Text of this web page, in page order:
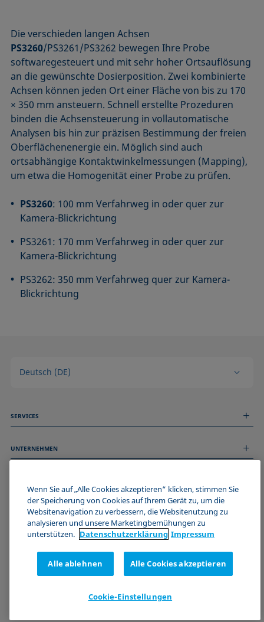
Die verschieden langen Achsen
PS3260/PS3261/PS3262 bewegen Ihre Probe
softwaregesteuert und mit sehr hoher Ortsauflösung
an die gewünschte Dosierposition. Zwei kombinierte
Achsen können jeden Ort einer Fläche von bis zu 170
× 350 mm ansteuern. Schnell erstellte Prozeduren
binden die Achsen­steuerung in vollautomatische
Analysen bis hin zur präzisen Bestimmung der freien
Oberflächenenergie ein. Möglich sind auch
ortsabhängige Kontakt­winkel­messungen (Mapping),
um etwa die Homogenität einer Probe zu prüfen.
PS3260: 100 mm Verfahrweg in oder quer zur
Kamera-Blickrichtung
PS3261: 170 mm Verfahrweg in oder quer zur
Kamera-Blickrichtung
PS3262: 350 mm Verfahrweg quer zur Kamera-
Blickrichtung
Deutsch (DE)
SERVICES
Technischer Service
UNTERNEHMEN
Stellenangebote
Events
Impressum
Datenschutzerklärung
Cookie-Richtlinie
Zertifizierungen (ISO 9001)
Newsletter-Anmeldung
WERDE TEIL DER KRÜSS COMMUNITY
Wenn Sie auf „Alle Cookies akzeptieren“ klicken, stimmen Sie
der Speicherung von Cookies auf Ihrem Gerät zu, um die
Websitenavigation zu verbessern, die Websitenutzung zu
analysieren und unsere Marketingbemühungen zu
unterstützen. Datenschutz­erklärung Impressum
Alle ablehnen Alle Cookies akzeptieren
Cookie-Einstellungen